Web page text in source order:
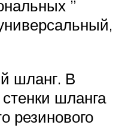
”
шланг. В
шланга
резинового